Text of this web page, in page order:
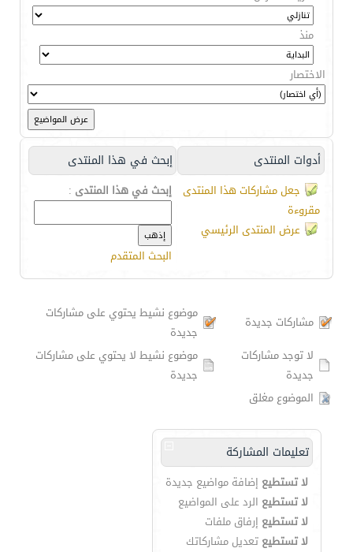
منذ
الاختصار
أدوات المنتدى إبحث في هذا المنتدى
جعل مشاركات هذا المنتدى
مقروءة
عرض المنتدى الرئيسي
إبحث في هذا المنتدى :
البحث المتقدم
مشاركات جديدة
موضوع نشيط يحتوي على مشاركات
جديدة
لا توجد مشاركات
جديدة
موضوع نشيط لا يحتوي على مشاركات
جديدة
الموضوع مغلق
تعليمات المشاركة
لا تستطيع إضافة مواضيع جديدة
لا تستطيع الرد على المواضيع
لا تستطيع إرفاق ملفات
لا تستطيع تعديل مشاركاتك